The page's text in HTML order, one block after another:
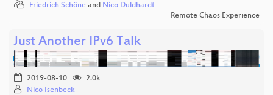
Friedrich Schöne and Nico Duldhardt
Remote Chaos Experience
Just Another IPv6 Talk
2019-08-10
2.0k
Nico Isenbeck